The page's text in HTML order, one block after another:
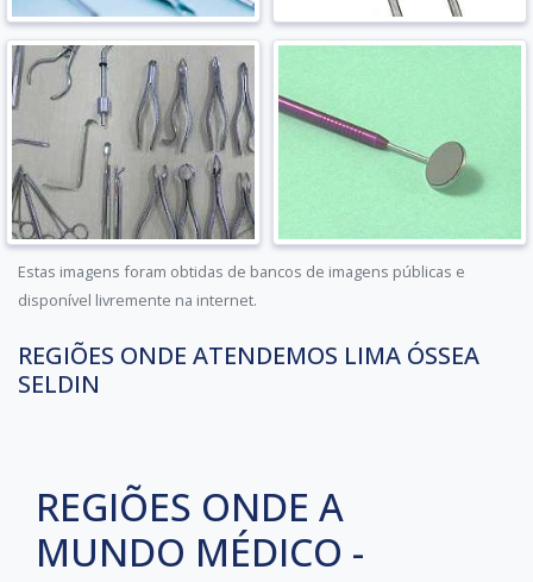
Estas imagens foram obtidas de bancos de imagens públicas e
disponível livremente na internet.
REGIÕES ONDE ATENDEMOS LIMA ÓSSEA
SELDIN
REGIÕES ONDE A
MUNDO MÉDICO -